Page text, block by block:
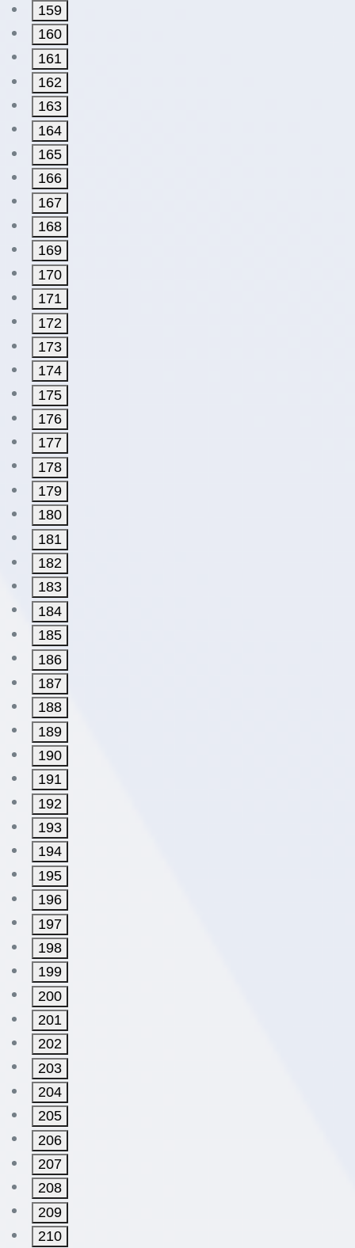
159
160
161
162
163
164
165
166
167
168
169
170
171
172
173
174
175
176
177
178
179
180
181
182
183
184
185
186
187
188
189
190
191
192
193
194
195
196
197
198
199
200
201
202
203
204
205
206
207
208
209
210